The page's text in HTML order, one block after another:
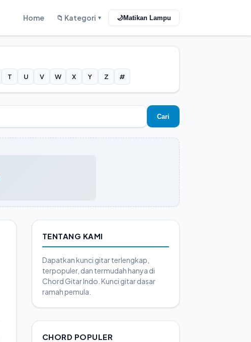
Home 📁 Kategori ▼ 🌙Matikan Lampu
T U V W X Y Z #
Cari
TENTANG KAMI
Dapatkan kunci gitar terlengkap,
terpopuler, dan termudah hanya di
Chord Gitar Indo. Kunci gitar dasar
ramah pemula.
CHORD POPULER